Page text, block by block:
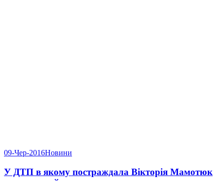
09-Чер-2016Новини
У ДТП в якому постраждала Вікторія Мамотюк